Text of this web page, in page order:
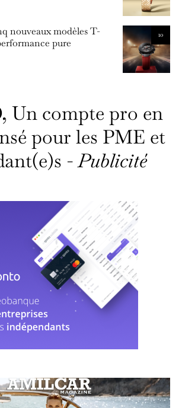
10
nouveaux modèles T-
pure
Un compte pro en
pour les PME et
-Publicité